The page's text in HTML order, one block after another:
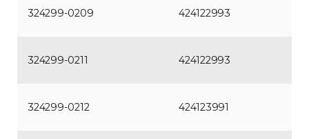
324299-0209 424122993
324299-0211 424122993
324299-0212 424123991